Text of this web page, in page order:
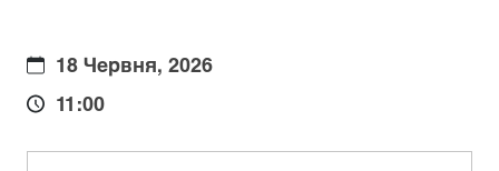
18 Червня, 2026
11:00